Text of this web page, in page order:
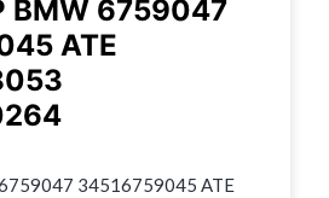
BMW 6759047
ATE
34516759045 ATE